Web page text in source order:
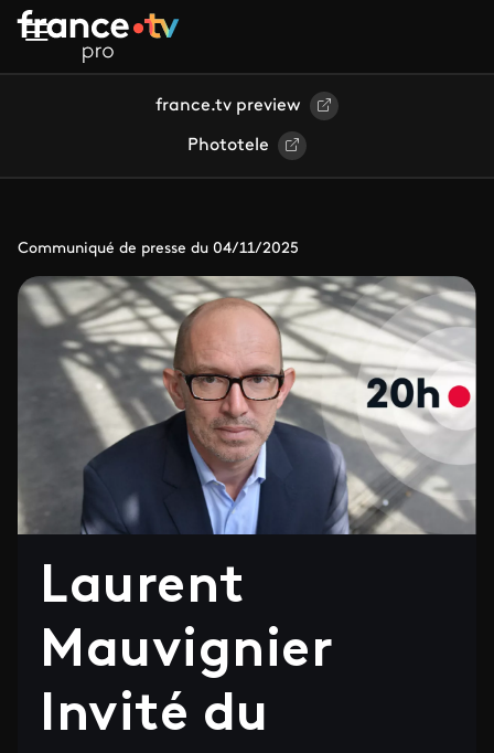
Aller au contenu principal
france.tv preview
Phototele
Communiqué de presse du 04/11/2025
Laurent
Mauvignier
Invité du